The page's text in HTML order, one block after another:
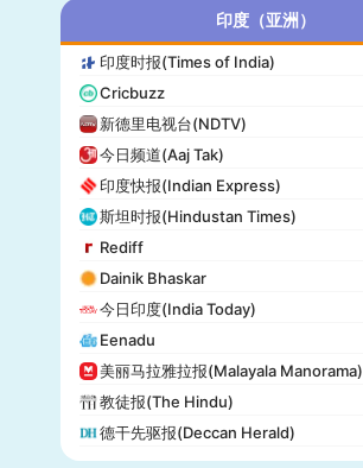
赫尔辛基日报(Helsingin Sanomat)
Origo
爱尔兰时报(Irish Times)
独立报(Independent)
MTV Uutiset
24.hu
晚邮报(Aftenposten)
DirBg
阿罗(Alo!)
政治报(Politiken)
24 Chasa
Fakti
印度（亚洲）
印度时报(Times of India)
Cricbuzz
新德里电视台(NDTV)
今日频道(Aaj Tak)
印度快报(Indian Express)
斯坦时报(Hindustan Times)
Rediff
Dainik Bhaskar
今日印度(India Today)
Eenadu
美丽马拉雅拉报(Malayala Manorama)
教徒报(The Hindu)
德干先驱报(Deccan Herald)